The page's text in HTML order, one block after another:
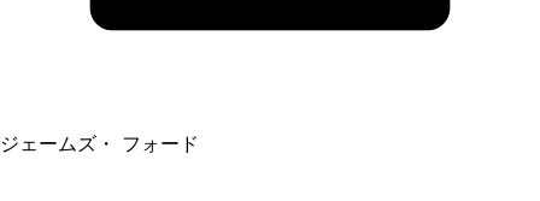
ジェームズ・ フォード